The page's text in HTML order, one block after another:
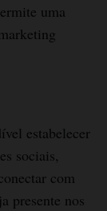
uma
estabelecer
sociais,
com
presente nos